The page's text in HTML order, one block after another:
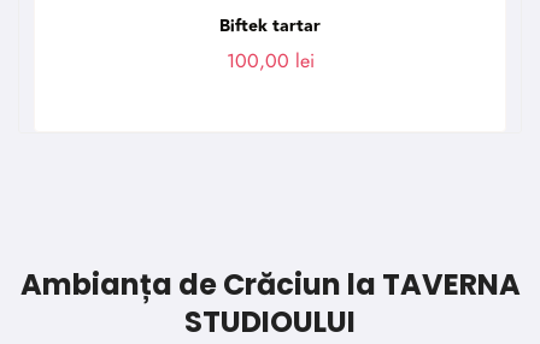
Biftek tartar
100,00 lei
Ambianța de Crăciun la TAVERNA
STUDIOULUI